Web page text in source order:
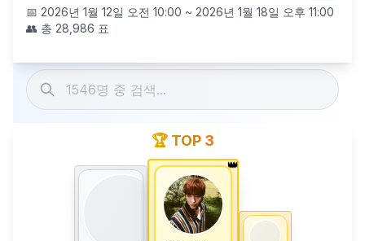
📅 2026년 1월 12일 오전 10:00 ~ 2026년 1월 18일 오후 11:00
👥 총 28,986 표
🏆 TOP 3
👑